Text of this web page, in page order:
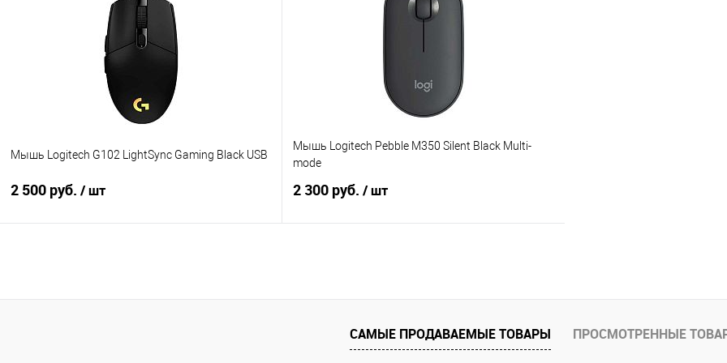
Сравнение
В наличии
Купить в 1 клик
Сравнение
Мышь Logitech G102 LightSync Gaming Black USB
2 500 руб. / шт
Купить в 1 клик
Сравнение
Мышь Logitech Pebble M350 Silent Black Multi-
mode
2 300 руб. / шт
Купить в 1 клик
Сравнение
В избранное
В наличии
САМЫЕ ПРОДАВАЕМЫЕ ТОВАРЫ ПРОСМОТРЕННЫЕ